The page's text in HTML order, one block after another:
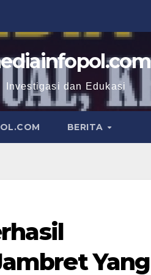
Investigasi dan Edukasi
BERITA
Yang